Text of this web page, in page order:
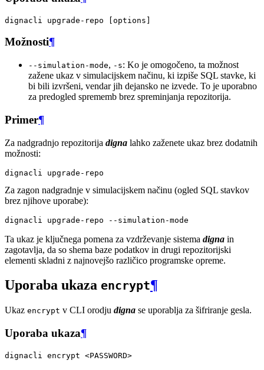
dignacli upgrade-repo [options ]
Možnosti¶
--simulation-mode, -s: Ko je omogočeno, ta možnost
zažene ukaz v simulacijskem načinu, ki izpiše SQL stavke, ki
bi bili izvršeni, vendar jih dejansko ne izvede. To je uporabno
za predogled sprememb brez spreminjanja repozitorija.
Primer¶
Za nadgradnjo repozitorija digna lahko zaženete ukaz brez dodatnih
možnosti:
dignacli
Za zagon nadgradnje v simulacijskem načinu (ogled SQL stavkov
brez njihove uporabe):
dignacli upgrade-repo
Ta ukaz je ključnega pomena za vzdrževanje sistema digna in
zagotavlja, da so shema baze podatkov in drugi repozitorijski
elementi skladni z najnovejšo različico programske opreme.
Uporaba ukaza encrypt¶
Ukaz encrypt v CLI orodju digna se uporablja za šifriranje gesla.
Uporaba ukaza¶
dignacli encrypt